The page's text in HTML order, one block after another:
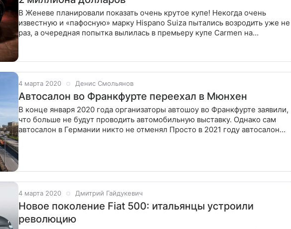
В Женеве планировали показать очень крутое купе! Некогда очень
известную и «пафосную» марку Hispano Suiza пытались возродить уже не
раз, а очередная попытка вылилась в премьеру купе Carmen на
4 марта 2020 Денис Смольянов
Автосалон во Франкфурте переехал в Мюнхен
В конце января 2020 года организаторы автошоу во Франкфурте заявили,
что больше не будут проводить автомобильную выставку. Однако сам
автосалон в Германии никто не отменял Просто в 2021 году автосалон
4 марта 2020 Дмитрий Гайдукевич
Новое поколение Fiat 500: итальянцы устроили
революцию